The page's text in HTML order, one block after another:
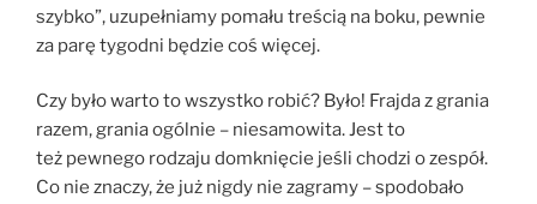
szybko”, uzupełniamy pomału treścią na boku, pewnie
za parę tygodni będzie coś więcej.
Czy było warto to wszystko robić? Było! Frajda z grania
razem, grania ogólnie – niesamowita. Jest to
też pewnego rodzaju domknięcie jeśli chodzi o zespół.
Co nie znaczy, że już nigdy nie zagramy – spodobało